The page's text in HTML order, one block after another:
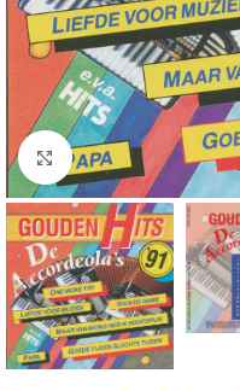
Click to enlarge